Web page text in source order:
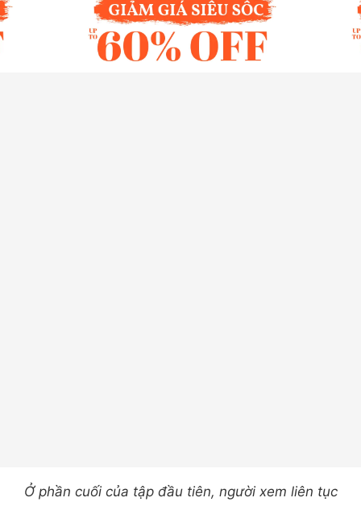
Ở phần cuối của tập đầu tiên, người xem liên tục